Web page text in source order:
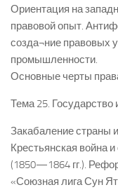
Ориентация на
правовой опыт.
созда¬ние правовых
промышленности.
Основные черты
Тема 25. Государство
Закабаление страны
Крестьянская война
(1850—1864 гг.).
«Союзная лига Сун